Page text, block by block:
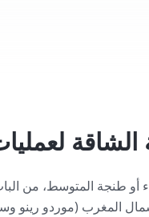
المغرب (موردو رينو